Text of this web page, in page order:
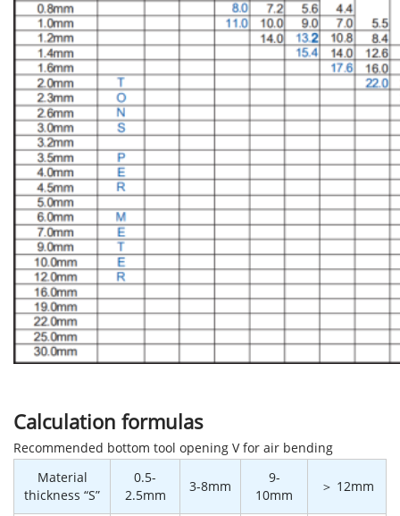
Calculation formulas
Recommended bottom tool opening V for air bending
Material
thickness “S”
0.5-
2.5mm
3-8mm
9-
10mm
＞ 12mm